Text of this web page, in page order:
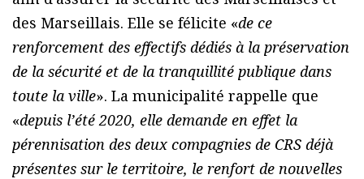
des Marseillais. Elle se félicite «de ce
renforcement des effectifs dédiés à la préservation
de la sécurité et de la tranquillité publique dans
toute la ville». La municipalité rappelle que
«depuis l’été 2020, elle demande en effet la
pérennisation des deux compagnies de CRS déjà
présentes sur le territoire, le renfort de nouvelles